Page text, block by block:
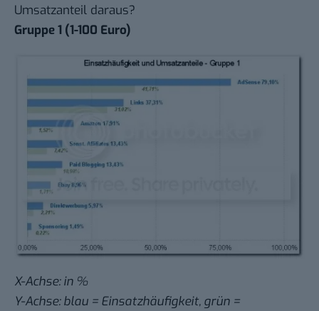
Umsatzanteil daraus?
Gruppe 1 (1-100 Euro)
X-Achse: in %
Y-Achse: blau = Einsatzhäufigkeit, grün =